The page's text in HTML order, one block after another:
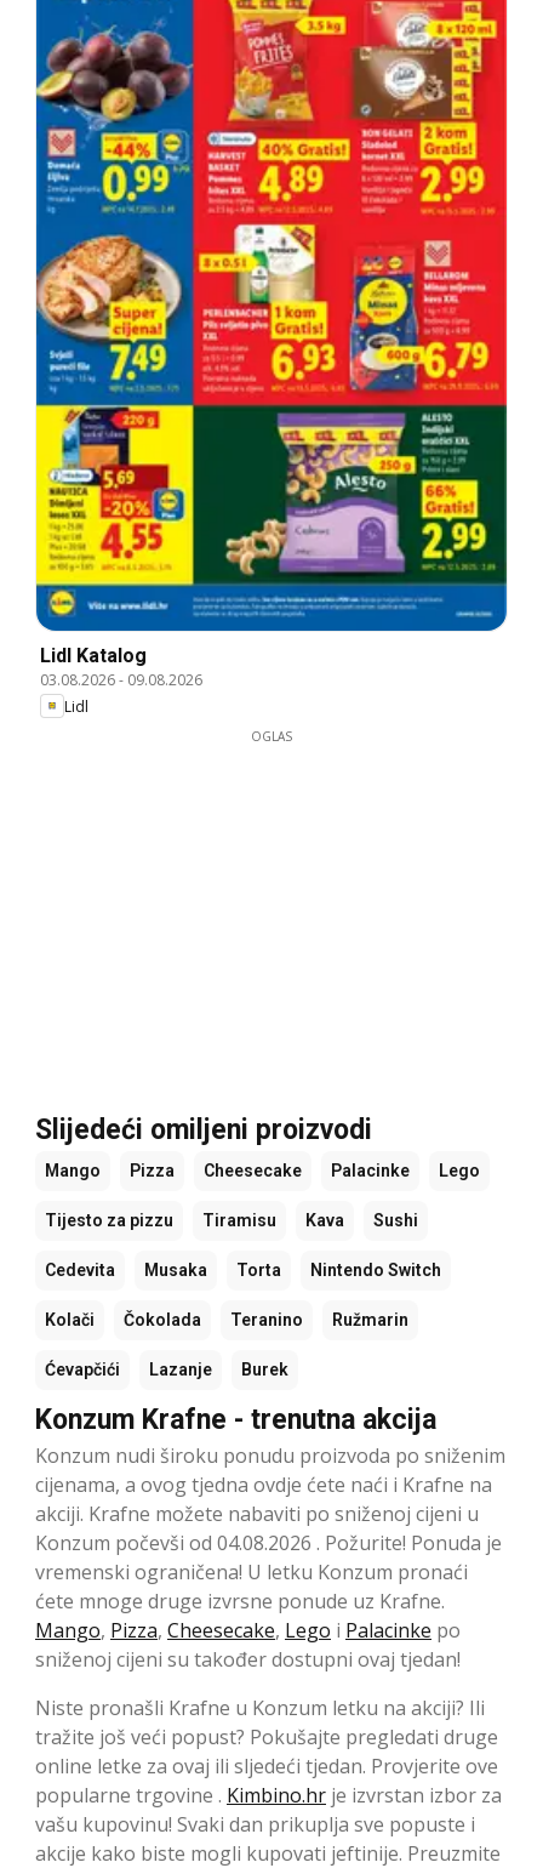
Lidl Katalog
03.08.2026- 09.08.2026
Lidl
OGLAS
Slijedeći omiljeni proizvodi
Mango Pizza Cheesecake Palacinke Lego
Tijesto za pizzu Tiramisu Kava Sushi
Cedevita Musaka Torta Nintendo Switch
Kolači Čokolada Teranino Ružmarin
Ćevapčići Lazanje Burek
Konzum Krafne - trenutna akcija
Konzum nudi široku ponudu proizvoda po sniženim
cijenama, a ovog tjedna ovdje ćete naći i Krafne na
akciji. Krafne možete nabaviti po sniženoj cijeni u
Konzum počevši od 04.08.2026 . Požurite! Ponuda je
vremenski ograničena! U letku Konzum pronaći
ćete mnoge druge izvrsne ponude uz Krafne.
Mango, Pizza, Cheesecake, Lego i Palacinke po
sniženoj cijeni su također dostupni ovaj tjedan!
Niste pronašli Krafne u Konzum letku na akciji? Ili
tražite još veći popust? Pokušajte pregledati druge
online letke za ovaj ili sljedeći tjedan. Provjerite ove
popularne trgovine . Kimbino.hr je izvrstan izbor za
vašu kupovinu! Svaki dan prikuplja sve popuste i
akcije kako biste mogli kupovati jeftinije. Preuzmite